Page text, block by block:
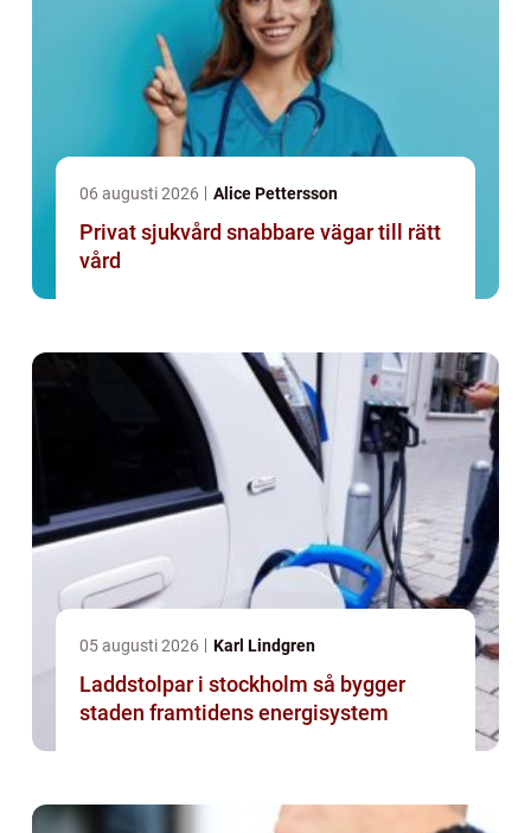
06 augusti 2026 Alice Pettersson
Privat sjukvård snabbare vägar till rätt
vård
05 augusti 2026 Karl Lindgren
Laddstolpar i stockholm så bygger
staden framtidens energisystem